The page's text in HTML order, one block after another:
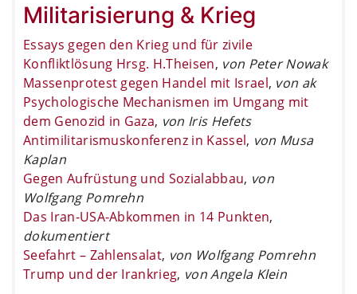
Militarisierung & Krieg
Essays gegen den Krieg und für zivile
Konfliktlösung Hrsg. H.Theisen, von Peter Nowak
Massenprotest gegen Handel mit Israel, von ak
Psychologische Mechanismen im Umgang mit
dem Genozid in Gaza, von Iris Hefets
Antimilitarismuskonferenz in Kassel, von Musa
Kaplan
Gegen Aufrüstung und Sozialabbau, von
Wolfgang Pomrehn
Das Iran-USA-Abkommen in 14 Punkten,
dokumentiert
Seefahrt – Zahlensalat, von Wolfgang Pomrehn
Trump und der Irankrieg, von Angela Klein